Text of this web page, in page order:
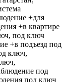
+для
+в квартире
под ключ
+в подъезд под
ключ,
под
под ключ